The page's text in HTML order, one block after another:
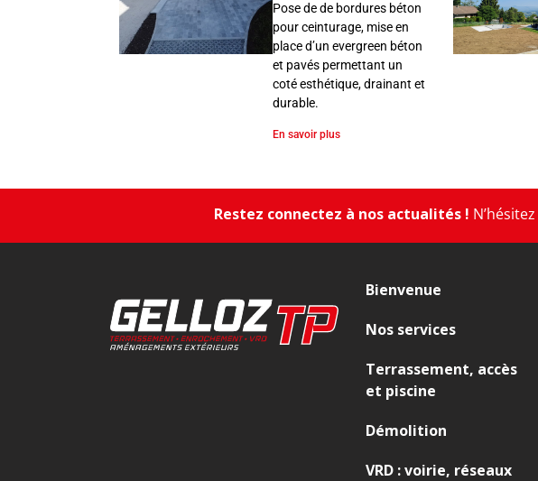
,
c
h
e
Pose de de bordures béton
pour ceinturage, mise en
place d’un evergreen béton
et pavés permettant un
coté esthétique, drainant et
durable.
En savoir plus
Restez connectez à nos actualités !
Bienvenue
Nos services
Terrassement, accès
et piscine
Démolition
VRD : voirie, réseaux